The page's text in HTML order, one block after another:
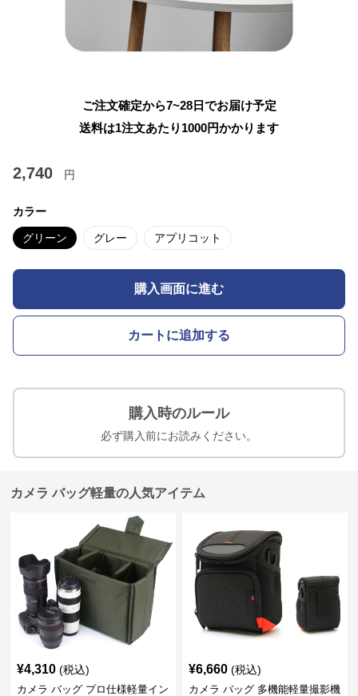
ご注文確定から7~28日でお届け予定
送料は1注文あたり 1000円かかります
2,740 円
カラー
グリーン グレー アプリコット
購入画面に進む
カートに追加する
購入時のルール
必ず購入前にお読みください。
カメラ バッグ軽量の人気アイテム
¥4,310 (税込)
カメラ バッグ プロ仕様軽量イン
¥6,660 (税込)
カメラ バッグ 多機能軽量撮影機